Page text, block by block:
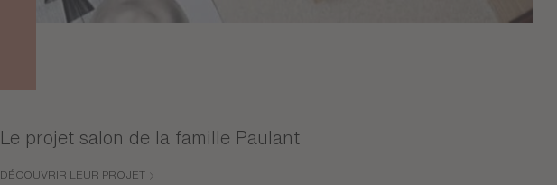
Le projet salon de la famille Paulant
DÉCOUVRIR LEUR PROJET